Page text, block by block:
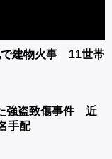
で建物火事 11世帯
強盗致傷事件 近
手配